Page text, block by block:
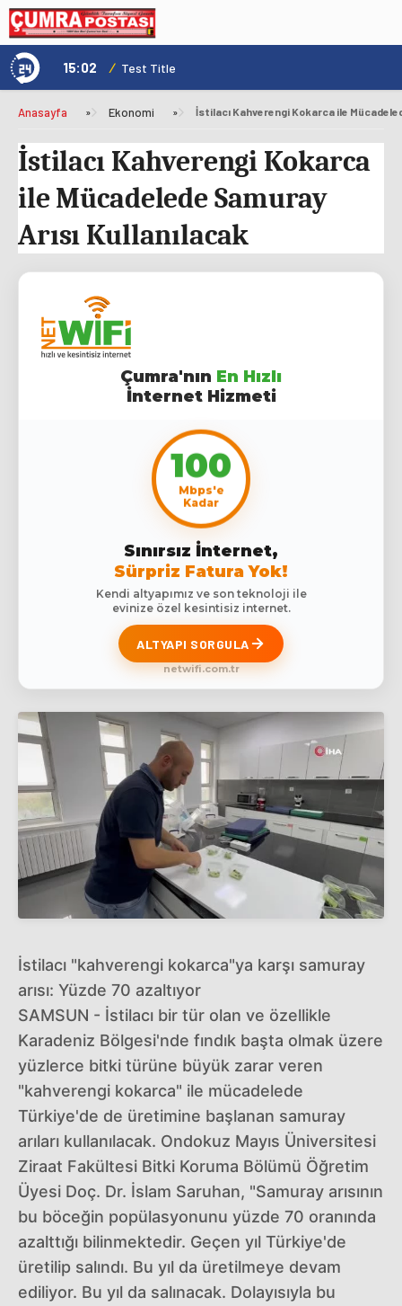
15:02 / Test Title
Anasayfa » Ekonomi »
İstilacı Kahverengi Kokarca
ile Mücadelede Samuray
Arısı Kullanılacak
Çumra'nın En Hızlı
İnternet Hizmeti
100
Mbps'e
Kadar
Sınırsız İnternet,
Sürpriz Fatura Yok!
Kendi altyapımız ve son teknoloji ile
evinize özel kesintisiz internet.
ALTYAPI SORGULA
netwifi.com.tr
İstilacı "kahverengi kokarca"ya karşı samuray
arısı: Yüzde 70 azaltıyor
SAMSUN - İstilacı bir tür olan ve özellikle
Karadeniz Bölgesi'nde fındık başta olmak üzere
yüzlerce bitki türüne büyük zarar veren
"kahverengi kokarca" ile mücadelede
Türkiye'de de üretimine başlanan samuray
arıları kullanılacak. Ondokuz Mayıs Üniversitesi
Ziraat Fakültesi Bitki Koruma Bölümü Öğretim
Üyesi Doç. Dr. İslam Saruhan, "Samuray arısının
bu böceğin popülasyonunu yüzde 70 oranında
azalttığı bilinmektedir. Geçen yıl Türkiye'de
üretilip salındı. Bu yıl da üretilmeye devam
ediliyor. Bu yıl da salınacak. Dolayısıyla bu